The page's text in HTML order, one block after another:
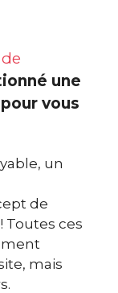
une
vous
un
de
Toutes ces
mais